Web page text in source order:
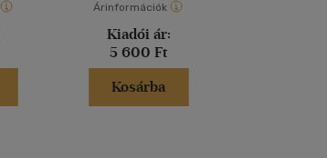
Árinformációk
Kiadói ár:
5 600 Ft
Kosárba